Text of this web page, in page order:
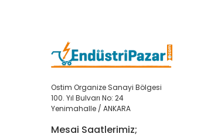
Ostim Organize Sanayi Bölgesi
100. Yıl Bulvarı No: 24
Yenimahalle / ANKARA
Mesai Saatlerimiz;